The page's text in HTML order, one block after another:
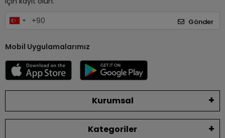
Gönder
Mobil Uygulamalarımız
Kurumsal
Kategoriler